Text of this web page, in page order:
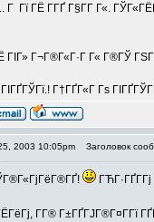
Г Гї ГЁ Г­ГҐ Г§Г­Г Г«.
ГІГ» Г¬Г®Г«Г·Г Г« Г®ГЎ
Г†ГҐГ«Г Гѕ
2003 10:05pm Заголовок
Г­Г® Г±ГҐГЈГ®Г¤Г­Гї